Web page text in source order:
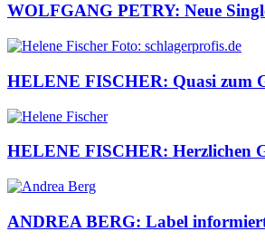
WOLFGANG PETRY: Neue
HELENE FISCHER: Quasi zum
HELENE FISCHER: Herzlichen
ANDREA BERG: Label